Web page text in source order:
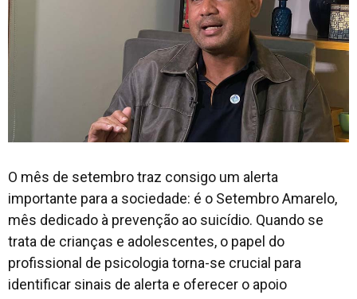
O mês de setembro traz consigo um alerta
importante para a sociedade: é o Setembro Amarelo,
mês dedicado à prevenção ao suicídio. Quando se
trata de crianças e adolescentes, o papel do
profissional de psicologia torna-se crucial para
identificar sinais de alerta e oferecer o apoio